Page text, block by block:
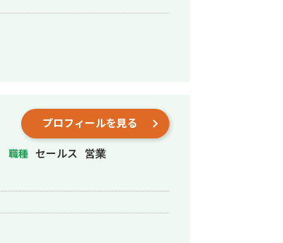
プロフィールを見る
職種 セールス 営業